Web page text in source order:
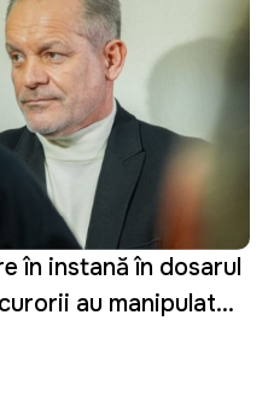
în instanță în dosarul
au manipulat